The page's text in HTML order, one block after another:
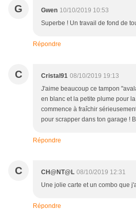
G Gwen 10/10/2019 10:53
Superbe ! Un travail de fond de
Répondre
C Cristal91 08/10/2019 19:13
J'aime beaucoup ce tampon
en blanc et la petite plume pour
commence à fraîchir
pour scrapper dans ton garage !
Répondre
C CH@NT@L 08/10/2019 12:31
Une jolie carte et un combo que
Répondre